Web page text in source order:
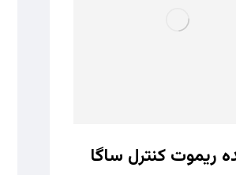
ریموت کنترل ساگا